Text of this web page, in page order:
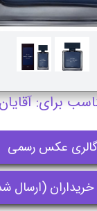
برای: آقایان
گالری عکس رسمی
(ارسال